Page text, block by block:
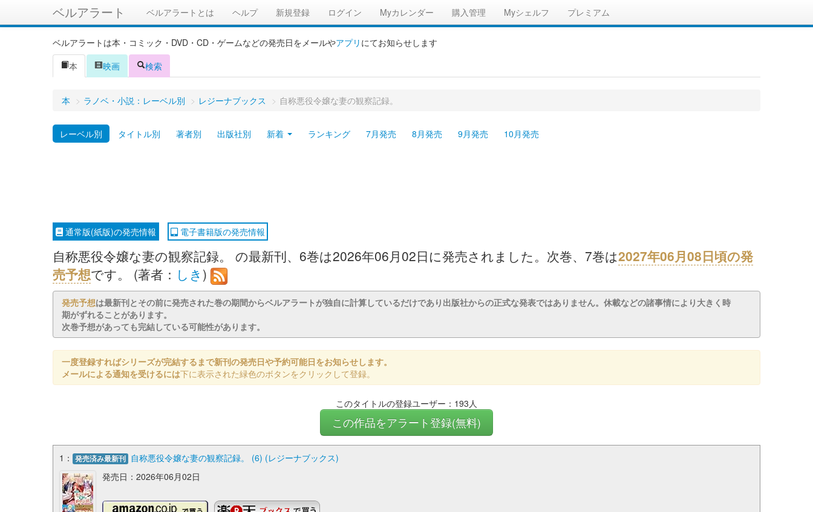
ベルアラート ベルアラートとは ヘルプ 新規登録 ログイン Myカレンダー 購入管理 Myシェルフ プレミアム
ベルアラートは本・コミック・DVD・CD・ゲームなどの発売日をメールやアプリ にてお知らせします
本
映画 検索
本 > ラノベ・小説：レーベル別 > レジーナブックス > 自称悪役令嬢な妻の観察記録。
レーベル別 タイトル別 著者別 出版社別 新着 ランキング 7月発売 8月発売 9月発売 10月発売
通常版(紙版)の発売情報 電子書籍版の発売情報
自称悪役令嬢な妻の観察記録。 の最新刊、6巻は2026年06月02日に発売されました。次巻、7巻は2027年06月08日頃の発
売予想です。 (著者： しき )
発売予想は最新刊とその前に発売された巻の期間からベルアラートが独自に計算しているだけであり出版社からの正式な発表ではありません。休載などの諸事情により大きく時
期がずれることがあります。
次巻予想があっても完結している可能性があります。
一度登録すればシリーズが完結するまで新刊の発売日や予約可能日をお知らせします。
メールによる通知を受けるには下に表示された緑色のボタンをクリックして登録。
このタイトルの登録ユーザー：193人
この作品をアラート登録(無料)
1： 発売済み最新刊 自称悪役令嬢な妻の観察記録。 (6) (レジーナブックス)
発売日：2026年06月02日